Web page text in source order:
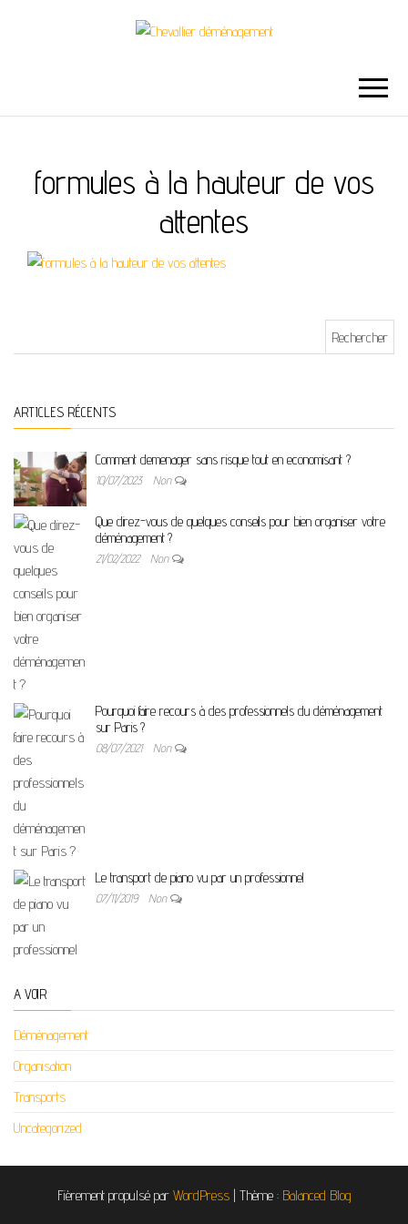
DÉMÉNAGEMENT
formules à la hauteur de vos
attentes
ARTICLES RÉCENTS
Comment demenager sans risque tout en economisant ?
10/07/2023 Non
Que direz-vous de quelques conseils pour bien organiser votre
déménagement ?
21/02/2022 Non
Pourquoi faire recours à des professionnels du déménagement
sur Paris ?
08/07/2021 Non
Le transport de piano vu par un professionnel
07/11/2019 Non
A VOIR
Déménagement
Organisation
Transports
Uncategorized
Fièrement propulsé par WordPress | Thème : Balanced Blog